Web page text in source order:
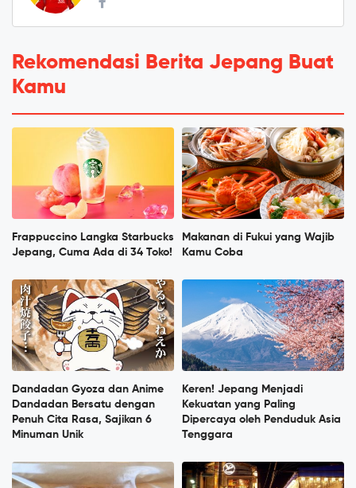
Rekomendasi Berita Jepang Buat
Kamu
Frappuccino Langka Starbucks
Jepang, Cuma Ada di 34 Toko!
Makanan di Fukui yang Wajib
Kamu Coba
Dandadan Gyoza dan Anime
Dandadan Bersatu dengan
Penuh Cita Rasa, Sajikan 6
Minuman Unik
Keren! Jepang Menjadi
Kekuatan yang Paling
Dipercaya oleh Penduduk Asia
Tenggara